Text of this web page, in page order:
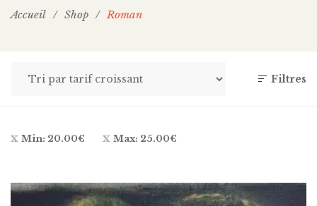
Accueil / Shop / Roman
Filtres
Min: 20.00€ Max: 25.00€